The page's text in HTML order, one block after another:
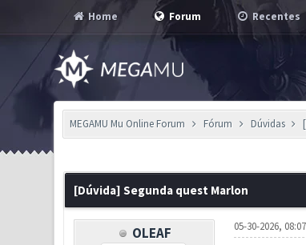
Home Forum Recentes
MEGAMU Mu Online Forum Fórum Dúvidas
[Dúvida] Segunda quest Marlon
OLEAF 05-30-2026,